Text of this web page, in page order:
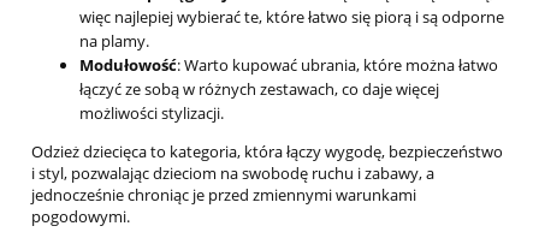
więc najlepiej wybierać te, które łatwo się piorą i są odporne
na plamy.
Modułowość: Warto kupować ubrania, które można łatwo
łączyć ze sobą w różnych zestawach, co daje więcej
możliwości stylizacji.
Odzież dziecięca to kategoria, która łączy wygodę, bezpieczeństwo
i styl, pozwalając dzieciom na swobodę ruchu i zabawy, a
jednocześnie chroniąc je przed zmiennymi warunkami
pogodowymi.